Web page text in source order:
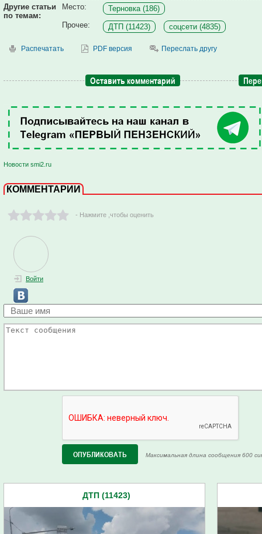
Другие статьи
по темам:
Место:
Терновка (186)
Прочее:
ДТП (11423) соцсети (4835)
Распечатать PDF версия Переслать другу
Оставить комментарий
Новости smi2.ru
КОММЕНТАРИИ
- Нажмите ,чтобы оценить
Войти
Максимальная длина сообщения 600
ДТП (11423)